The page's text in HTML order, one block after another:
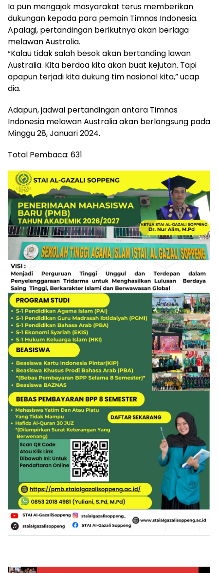
Ia pun mengajak masyarakat terus memberikan
dukungan kepada para pemain Timnas Indonesia.
Apalagi, pertandingan berikutnya akan berlaga
melawan Australia.
“Kalau tidak salah besok akan bertanding lawan
Australia. Kita berdoa kita akan buat kejutan. Tapi
apapun terjadi kita dukung tim nasional kita,” ucap
dia.
Adapun, jadwal pertandingan antara Timnas
Indonesia melawan Australia akan berlangsung pada
Minggu 28, Januari 2024.
Total Pembaca: 631